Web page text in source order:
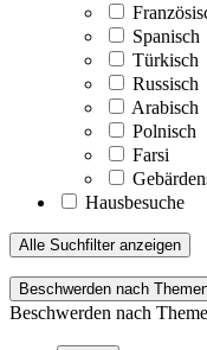
Spanisch
Türkisch
Russisch
Arabisch
Polnisch
Farsi
Hausbesuche
Alle Suchfilter anzeigen
Beschwerden nach
Beschwerden nach